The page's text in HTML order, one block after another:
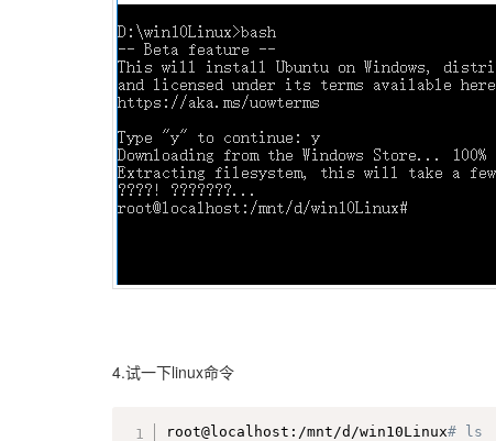
4.试一下linux命令
root@localhost:/mnt/d/win10Linux# ls